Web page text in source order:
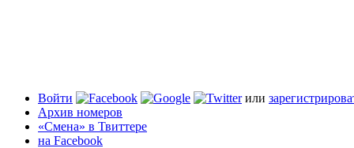
Войти или
Архив номеров
«Смена» в Твиттере
на Facebook